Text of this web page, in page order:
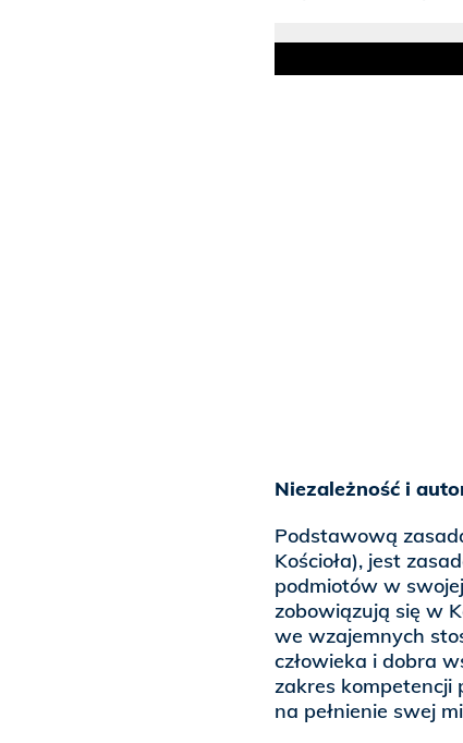
Niezależność i
Podstawową
Kościoła), jest
podmiotów w
zobowiązują się w
we wzajemnych
człowieka i dobra
zakres kompetencji
na pełnienie swej